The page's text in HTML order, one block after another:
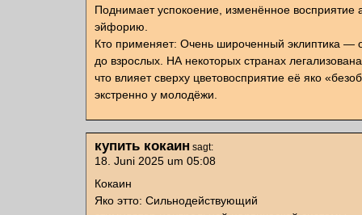
Поднимает успокоение, изменённое восприятие
эйфорию.
Кто применяет: Очень широченный эклиптика —
до взрослых. НА некоторых странах
что влияет сверху цветовосприятие её яко
экстренно у молодёжи.
купить кокаин sagt:
18. Juni 2025 um 05:08
Кокаин
Яко этто: Сильнодействующий